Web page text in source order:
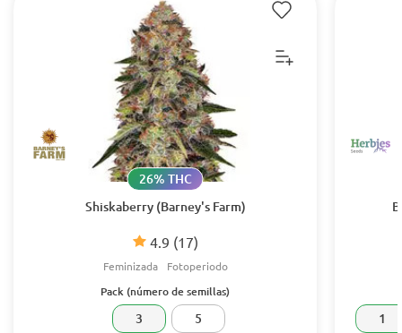
Shiskaberry (Barney's Farm)
4.9 (17)
26% THC
Feminizada Fotoperiodo
Pack (número de semillas)
3 5 1